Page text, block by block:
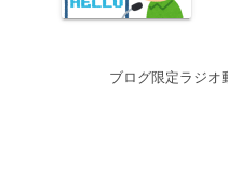
ブログ限定ラジオ